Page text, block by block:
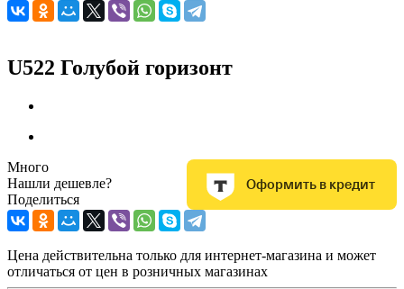
U522 Голубой горизонт
Оформить в кредит
Много
Нашли дешевле?
Поделиться
Цена действительна только для интернет-магазина и может
отличаться от цен в розничных магазинах